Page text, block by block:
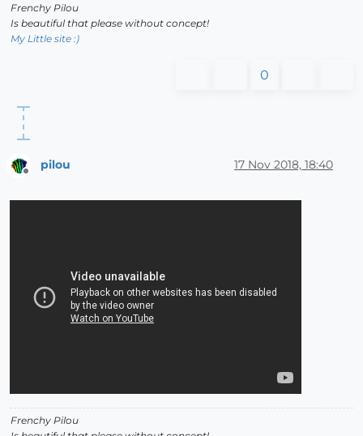
Frenchy Pilou
Is beautiful that please without concept!
My Little site :)
0
pilou 17 Nov 2018, 18:40
Frenchy Pilou